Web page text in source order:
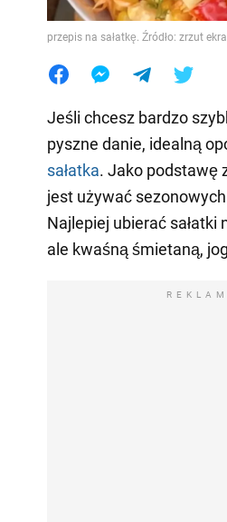
przepis na sałatkę. Źródło: zrzut
Jeśli chcesz bardzo
pyszne danie, idealną
sałatka. Jako podstawę
jest używać
Najlepiej ubierać sałatki
ale kwaśną śmietaną,